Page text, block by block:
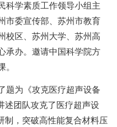
科学素质工作领导小组主
市委宣传部、苏州市教育
校区、苏州大学、苏州高
承办。邀请中国科学院方
。
题为《攻克医疗超声设备
述团队攻克了医疗超声设
制，突破高性能复合材料压